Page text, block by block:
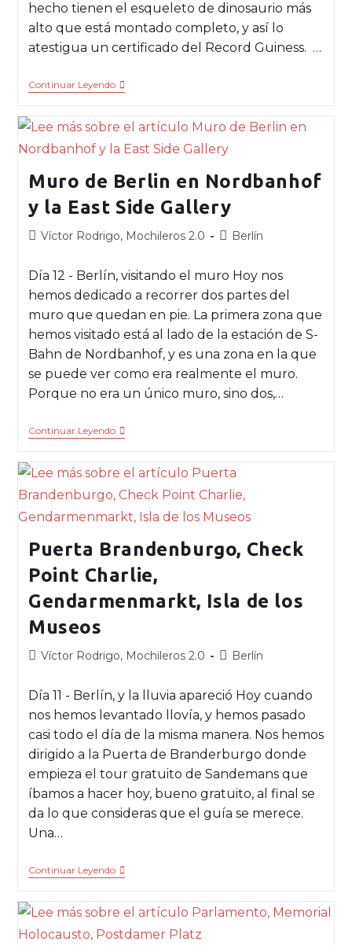
hecho tienen el esqueleto de dinosaurio más
alto que está montado completo, y así lo
atestigua un certificado del Record Guiness. …
Continuar Leyendo
Muro de Berlin en Nordbanhof
y la East Side Gallery
Víctor Rodrigo, Mochileros 2.0 Berlín
Día 12 - Berlín, visitando el muro Hoy nos
hemos dedicado a recorrer dos partes del
muro que quedan en pie. La primera zona que
hemos visitado está al lado de la estación de S-
Bahn de Nordbanhof, y es una zona en la que
se puede ver como era realmente el muro.
Porque no era un único muro, sino dos,…
Continuar Leyendo
Puerta Brandenburgo, Check
Point Charlie,
Gendarmenmarkt, Isla de los
Museos
Víctor Rodrigo, Mochileros 2.0 Berlín
Día 11 - Berlín, y la lluvia apareció Hoy cuando
nos hemos levantado llovía, y hemos pasado
casi todo el día de la misma manera. Nos hemos
dirigido a la Puerta de Branderburgo donde
empieza el tour gratuito de Sandemans que
íbamos a hacer hoy, bueno gratuito, al final se
da lo que consideras que el guía se merece.
Una…
Continuar Leyendo